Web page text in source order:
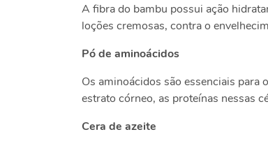
A fibra do bambu possui ação
loções cremosas, contra o
Pó de aminoácidos
Os aminoácidos são essenciais para
estrato córneo, as proteínas nessas
Cera de azeite